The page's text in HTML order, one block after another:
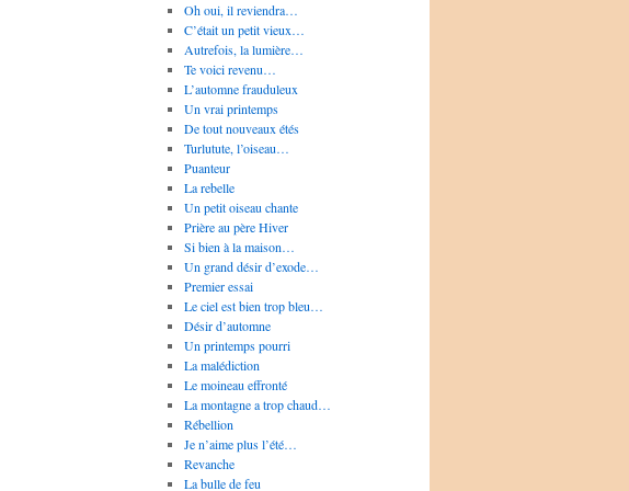
Oh oui, il reviendra…
C’était un petit vieux…
Autrefois, la lumière…
Te voici revenu…
L’automne frauduleux
Un vrai printemps
De tout nouveaux étés
Turlutute, l’oiseau…
Puanteur
La rebelle
Un petit oiseau chante
Prière au père Hiver
Si bien à la maison…
Un grand désir d’exode…
Premier essai
Le ciel est bien trop bleu…
Désir d’automne
Un printemps pourri
La malédiction
Le moineau effronté
La montagne a trop chaud…
Rébellion
Je n’aime plus l’été…
Revanche
La bulle de feu